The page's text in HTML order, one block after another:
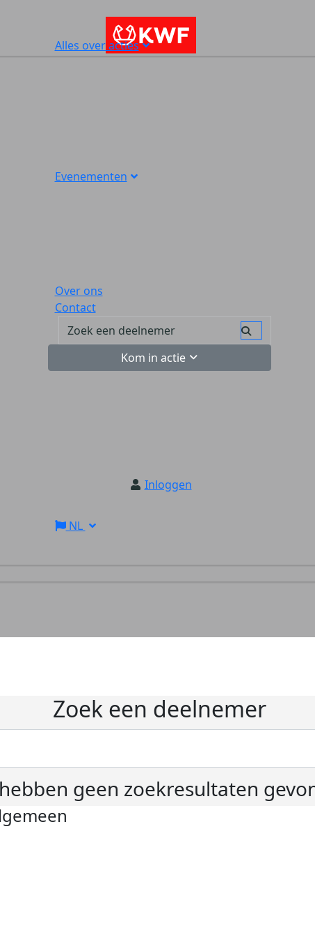
Alles over acties
Evenementen
Over ons
Contact
Kom in actie
Inloggen
NL
Zoek een deelnemer
geen zoekresultaten